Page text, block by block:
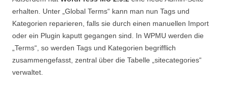
erhalten. Unter „Global Terms“ kann man nun Tags und
Kategorien reparieren, falls sie durch einen manuellen Import
oder ein Plugin kaputt gegangen sind. In WPMU werden die
„Terms“, so werden Tags und Kategorien begrifflich
zusammengefasst, zentral über die Tabelle „sitecategories“
verwaltet.